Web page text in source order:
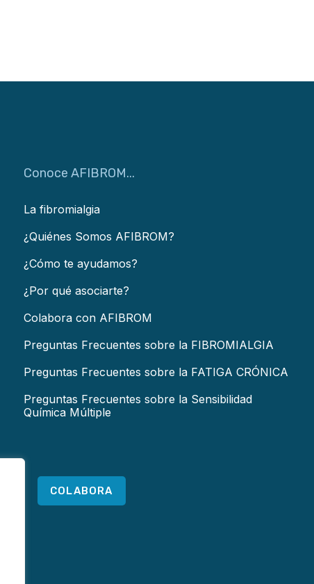
Conoce AFIBROM...
La fibromialgia
¿Quiénes Somos AFIBROM?
¿Cómo te ayudamos?
¿Por qué asociarte?
Colabora con AFIBROM
Preguntas Frecuentes sobre la FIBROMIALGIA
Preguntas Frecuentes sobre la FATIGA CRÓNICA
Preguntas Frecuentes sobre la Sensibilidad
Química Múltiple
COLABORA